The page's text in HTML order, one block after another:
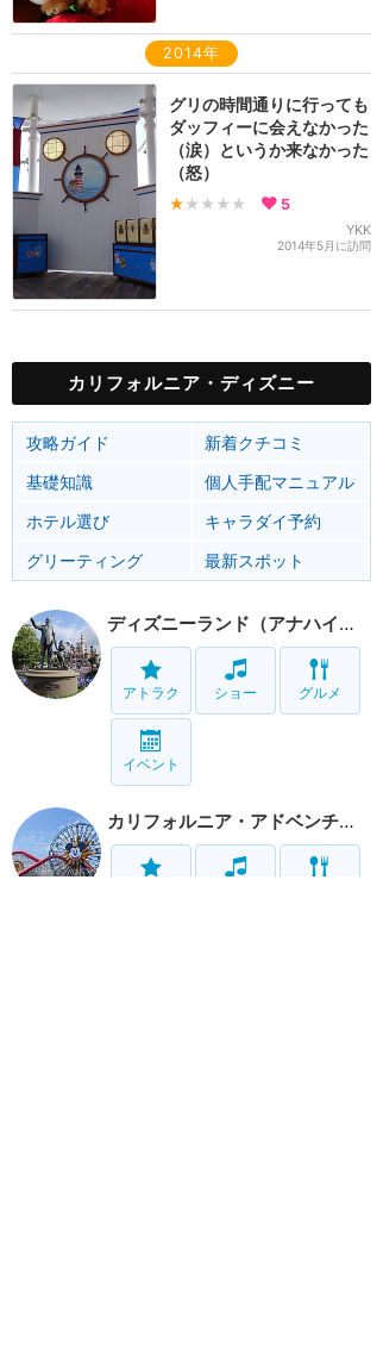
2014年
グリの時間通りに行っても
ダッフィーに会えなかった
（涙）というか来なかった
（怒）
★ ★★★★ 5
YKK
2014年5月に訪問
カリフォルニア・ディズニー
攻略ガイド
新着クチコミ
基礎知識
個人手配マニュアル
ホテル選び
キャラダイ予約
グリーティング
最新スポット
ディズニーランド（アナハイム）
アトラク ショー グルメ
イベント
カリフォルニア・アドベンチャー